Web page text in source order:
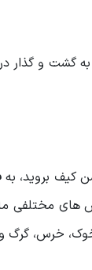
به گشت و گذار
مختلفی
خرس، گرگ